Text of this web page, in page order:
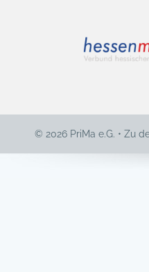
© 2026 PriMa e.G. • Zu